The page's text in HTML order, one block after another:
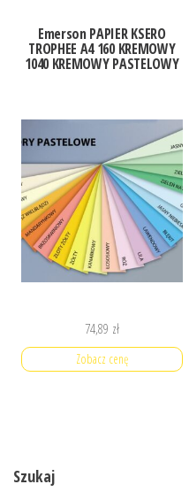
Emerson PAPIER KSERO
TROPHEE A4 160 KREMOWY
1040 KREMOWY PASTELOWY
74,89 zł
Zobacz cenę
Szukaj